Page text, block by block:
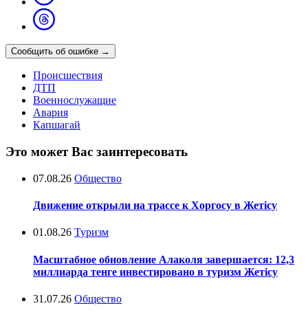
Сообщить об ошибке →
Происшествия
ДТП
Военнослужащие
Авария
Капшагай
Это может Вас заинтересовать
07.08.26 Общество
Движение открыли на трассе к Хоргосу в Жетісу
01.08.26 Туризм
Масштабное обновление Алаколя завершается: 12,3
миллиарда тенге инвестировано в туризм Жетісу
31.07.26 Общество